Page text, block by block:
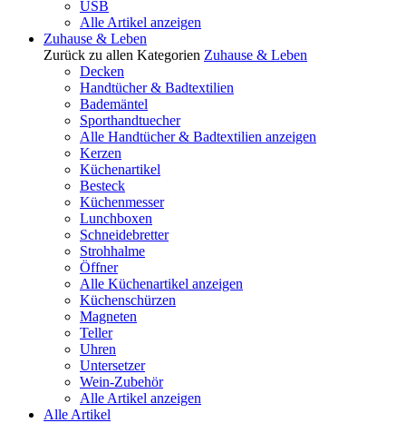
USB
Alle Artikel anzeigen
Zuhause & Leben
Zurück zu allen Kategorien Zuhause & Leben
Decken
Handtücher & Badtextilien
Bademäntel
Sporthandtuecher
Alle Handtücher & Badtextilien anzeigen
Kerzen
Küchenartikel
Besteck
Küchenmesser
Lunchboxen
Schneidebretter
Strohhalme
Öffner
Alle Küchenartikel anzeigen
Küchenschürzen
Magneten
Teller
Uhren
Untersetzer
Wein-Zubehör
Alle Artikel anzeigen
Alle Artikel